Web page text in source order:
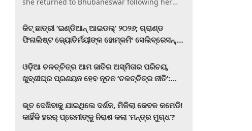
କିଟ୍‍ ଛାତ୍ରୀ ‘ଇଣ୍ଡିଆନ୍ ଆଇଡଲ୍‌’ ୨୦୨୬; ଗ୍ରାଣ୍ଡ
ଫିନାଲିଷ୍ଟ ଜ୍ୟୋତିର୍ମୟୀଙ୍କ ହୋମ୍‍କମିଂ ସେଲିବ୍ରେସନ୍‍,
ଓଡ଼ିଆ ଚଳଚ୍ଚିତ୍ର ଆମ ଜାତିର ଅସ୍ମିତାର ପରିଚୟ,
ଖୁବ୍‌ଶୀଘ୍ର ପ୍ରଣୟନ ହେବ ନୂତନ ‘ଚଳଚ୍ଚିତ୍ର ନୀତି’:
ଭୂତ ଦେଖିବାକୁ ଯାଇଥିଲେ ଦର୍ଶକ, ମିଳିଲା କେବଳ କମେଡି!
କାହିଁକି ହରର୍‌ ପ୍ରେମୀଙ୍କୁ ନିରାଶ କଲା ‘ମନ୍ତ୍ର ମୁଗ୍ଧ’?